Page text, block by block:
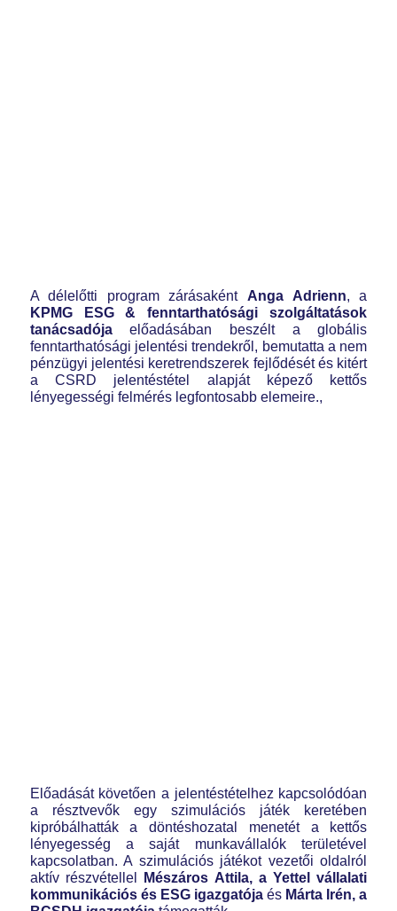
A délelőtti program zárásaként Anga Adrienn, a
KPMG ESG & fenntarthatósági szolgáltatások
tanácsadójaelőadásában beszélt a globális
fenntarthatósági jelentési trendekről, bemutatta a nem
pénzügyi jelentési keretrendszerek fejlődését és kitért
a CSRD jelentéstétel alapját képező kettős
lényegességi felmérés legfontosabb elemeire.,
Előadását követően a jelentéstételhez kapcsolódóan
a résztvevők egy szimulációs játék keretében
kipróbálhatták a döntéshozatal menetét a kettős
lényegesség a saját munkavállalók területével
kapcsolatban. A szimulációs játékot vezetői oldalról
aktív részvétellel
Mészáros Attila, a Yettel vállalati
kommunikációs és ESG igazgatójaés Márta Irén, a